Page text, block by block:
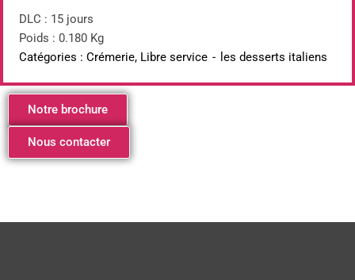
DLC : 15 jours
Poids : 0.180 Kg
Catégories : Crémerie, Libre service - les desserts italiens
Notre brochure
Nous contacter